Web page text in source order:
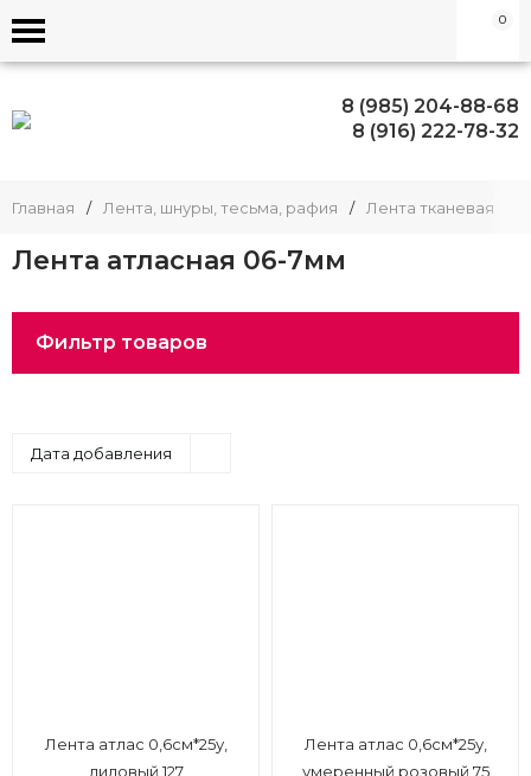
0
8 (985) 204-88-68
8 (916) 222-78-32
Главная / Лента, шнуры, тесьма, рафия / Лента тканевая
Лента атласная 06-7мм
Фильтр товаров
Дата добавления
Лента атлас 0,6см*25у,
лиловый 127
Лента атлас 0,6см*25у,
умеренный розовый 75